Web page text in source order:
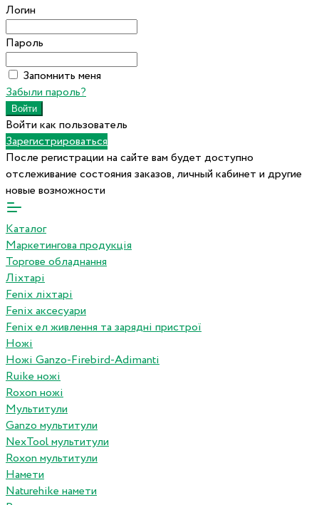
Логин
Пароль
Запомнить меня
Забыли пароль?
Войти как пользователь
Зарегистрироваться
После регистрации на сайте вам будет доступно
отслеживание состояния заказов, личный кабинет и другие
новые возможности
Каталог
Маркетингова продукція
Торгове обладнання
Ліхтарі
Fenix ліхтарі
Fenix аксесуари
Fenix ел живлення та зарядні пристрої
Ножі
Ножі Ganzo-Firebird-Adimanti
Ruike ножі
Roxon ножi
Мультитули
Ganzo мультитули
NexTool мультитули
Roxon мультитули
Намети
Naturehike намети